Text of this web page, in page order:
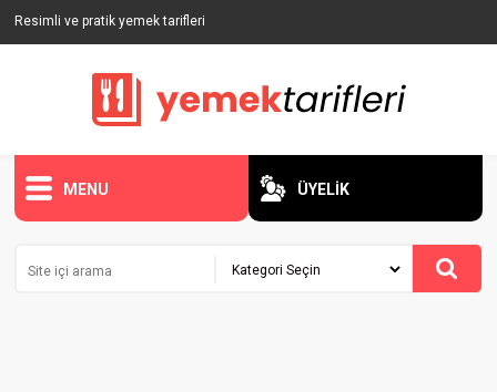
Resimli ve pratik yemek tarifleri
MENU ÜYELİK